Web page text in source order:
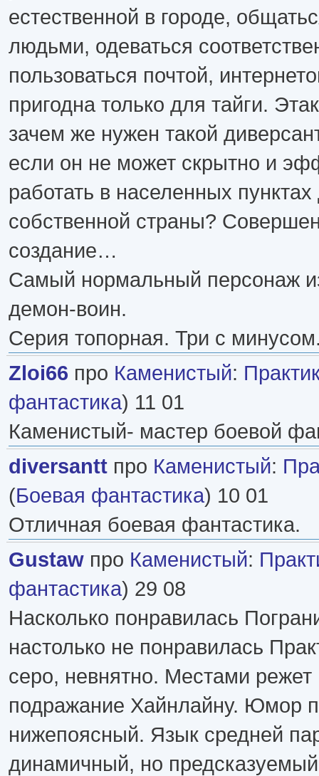
естественной в городе,
людьми, одеваться
пользоваться почтой,
пригодна только для тайги.
зачем же нужен такой
если он не может скрытно и
работать в населенных
собственной страны?
создание…
Самый нормальный персонаж
демон-воин.
Серия топорная. Три с
Zloi66 про Каменистый:
фантастика) 11 01
Каменистый- мастер боевой
diversantt про Каменистый:
(Боевая фантастика) 10 01
Отличная боевая фантастика.
Gustaw про Каменистый:
фантастика) 29 08
Насколько понравилась
настолько не понравилась
серо, невнятно. Местами режет
подражание Хайнлайну. Юмор
нижепоясный. Язык средней
динамичный, но